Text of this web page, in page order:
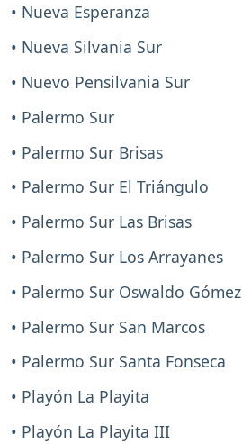
• Nueva Esperanza
• Nueva Silvania Sur
• Nuevo Pensilvania Sur
• Palermo Sur
• Palermo Sur Brisas
• Palermo Sur El Triángulo
• Palermo Sur Las Brisas
• Palermo Sur Los Arrayanes
• Palermo Sur Oswaldo Gómez
• Palermo Sur San Marcos
• Palermo Sur Santa Fonseca
• Playón La Playita
• Playón La Playita III